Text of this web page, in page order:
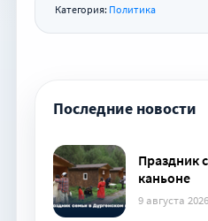
Категория: Политика
Последние новости
Праздник
каньоне
9 августа